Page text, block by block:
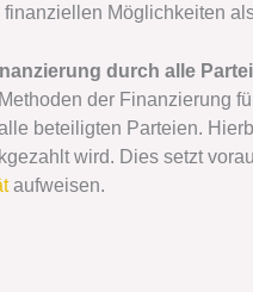
Möglichkeiten
durch alle
der Finanzierung
beteiligten Parteien.
wird. Dies setzt
aufweisen.